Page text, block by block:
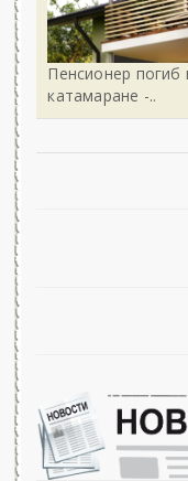
Пенсионер погиб
катамаране -..